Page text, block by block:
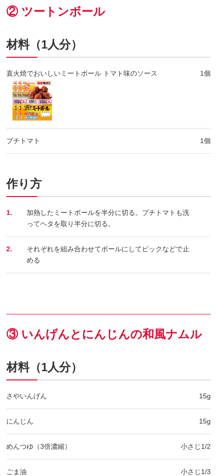
② ツートンボール
材料（1人分）
直火焼でおいしいミートボール トマト味のソース 1個
プチトマト 1個
作り方
1.
加熱したミートボールを半分に切る。プチトマトも洗
ってヘタを取り半分に切る。
2.
それぞれを組み合わせてボールにしてピックなどで止
める
③ いんげんとにんじんの和風ナムル
材料（1人分）
さやいんげん 15g
にんじん 15g
めんつゆ（3倍濃縮） 小さじ1/2
ごま油 小さじ1/3